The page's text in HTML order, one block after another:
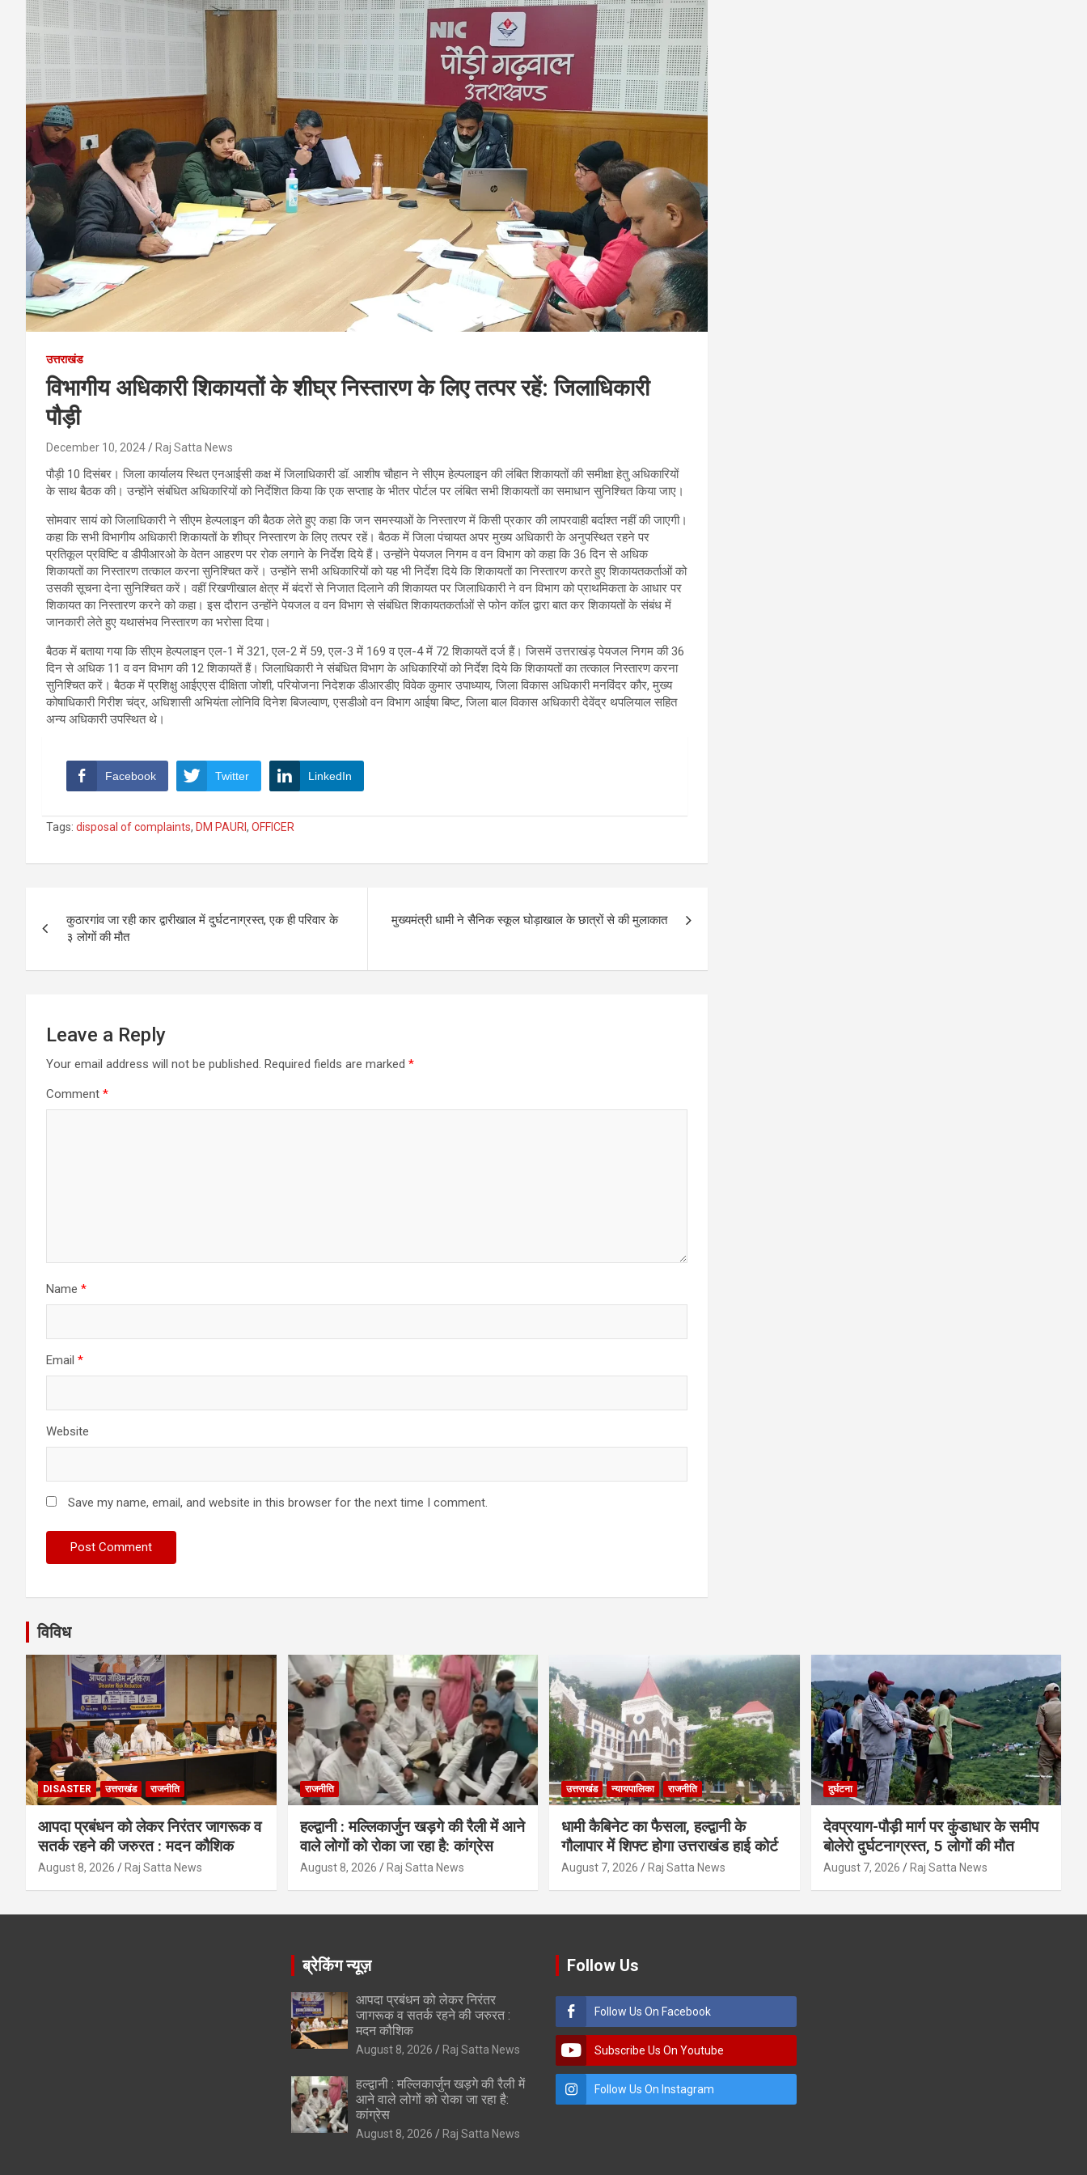
उत्तराखंड
विभागीय अधिकारी शिकायतों के शीघ्र निस्तारण के लिए तत्पर रहें: जिलाधिकारी
पौड़ी
December 10, 2024 Raj Satta News
पौड़ी 10 दिसंबर। जिला कार्यालय स्थित एनआईसी कक्ष में जिलाधिकारी डॉ. आशीष चौहान ने सीएम हेल्पलाइन की लंबित शिकायतों की समीक्षा हेतु अधिकारियों
के साथ बैठक की। उन्होंने संबंधित अधिकारियों को निर्देशित किया कि एक सप्ताह के भीतर पोर्टल पर लंबित सभी शिकायतों का समाधान सुनिश्चित किया जाए।
सोमवार सायं को जिलाधिकारी ने सीएम हेल्पलाइन की बैठक लेते हुए कहा कि जन समस्याओं के निस्तारण में किसी प्रकार की लापरवाही बर्दाश्त नहीं की जाएगी।
कहा कि सभी विभागीय अधिकारी शिकायतों के शीघ्र निस्तारण के लिए तत्पर रहें। बैठक में जिला पंचायत अपर मुख्य अधिकारी के अनुपस्थित रहने पर
प्रतिकूल प्रविष्टि व डीपीआरओ के वेतन आहरण पर रोक लगाने के निर्देश दिये हैं। उन्होंने पेयजल निगम व वन विभाग को कहा कि 36 दिन से अधिक
शिकायतों का निस्तारण तत्काल करना सुनिश्चित करें। उन्होंने सभी अधिकारियों को यह भी निर्देश दिये कि शिकायतों का निस्तारण करते हुए शिकायतकर्ताओं को
उसकी सूचना देना सुनिश्चित करें। वहीं रिखणीखाल क्षेत्र में बंदरों से निजात दिलाने की शिकायत पर जिलाधिकारी ने वन विभाग को प्राथमिकता के आधार पर
शिकायत का निस्तारण करने को कहा। इस दौरान उन्होंने पेयजल व वन विभाग से संबंधित शिकायतकर्ताओं से फोन कॉल द्वारा बात कर शिकायतों के संबंध में
जानकारी लेते हुए यथासंभव निस्तारण का भरोसा दिया।
बैठक में बताया गया कि सीएम हेल्पलाइन एल-1 में 321, एल-2 में 59, एल-3 में 169 व एल-4 में 72 शिकायतें दर्ज हैं। जिसमें उत्तराखंड़ पेयजल निगम की 36
दिन से अधिक 11 व वन विभाग की 12 शिकायतें हैं। जिलाधिकारी ने संबंधित विभाग के अधिकारियों को निर्देश दिये कि शिकायतों का तत्काल निस्तारण करना
सुनिश्चित करें। बैठक में प्रशिक्षु आईएएस दीक्षिता जोशी, परियोजना निदेशक डीआरडीए विवेक कुमार उपाध्याय, जिला विकास अधिकारी मनविंदर कौर, मुख्य
कोषाधिकारी गिरीश चंद्र, अधिशासी अभियंता लोनिवि दिनेश बिजल्वाण, एसडीओ वन विभाग आईषा बिष्ट, जिला बाल विकास अधिकारी देवेंद्र थपलियाल सहित
अन्य अधिकारी उपस्थित थे।
Facebook Twitter LinkedIn
Tags: disposal of complaints, DM PAURI, OFFICER
navigation
कुठारगांव जा रही कार द्वारीखाल में दुर्घटनाग्रस्त, एक ही परिवार के
३ लोगों की मौत
मुख्यमंत्री धामी ने सैनिक स्कूल घोड़ाखाल के छात्रों से की मुलाकात
Leave a Reply
Your email address will not be published. Required fields are marked *
Comment *
Name *
Email *
Website
Save my name, email, and website in this browser for the next time I comment.
विविध
DISASTER उत्तराखंड राजनीति
आपदा प्रबंधन को लेकर निरंतर जागरूक व
सतर्क रहने की जरुरत : मदन कौशिक
August 8, 2026 Raj Satta News
राजनीति
हल्द्वानी : मल्लिकार्जुन खड़गे की रैली में आने
वाले लोगों को रोका जा रहा है: कांग्रेस
August 8, 2026 Raj Satta News
उत्तराखंड न्यायपालिका राजनीति
धामी कैबिनेट का फैसला, हल्द्वानी के
गौलापार में शिफ्ट होगा उत्तराखंड हाई कोर्ट
August 7, 2026 Raj Satta News
दुर्घटना
देवप्रयाग-पौड़ी मार्ग पर कुंडाधार के समीप
बोलेरो दुर्घटनाग्रस्त, 5 लोगों की मौत
August 7, 2026 Raj Satta News
ब्रेकिंग न्यूज़
आपदा प्रबंधन को लेकर निरंतर
जागरूक व सतर्क रहने की जरुरत :
मदन कौशिक
August 8, 2026 Raj Satta News
हल्द्वानी : मल्लिकार्जुन खड़गे की रैली में
आने वाले लोगों को रोका जा रहा है:
कांग्रेस
August 8, 2026 Raj Satta News
Follow Us
Follow Us On Facebook
Subscribe Us On Youtube
Follow Us On Instagram